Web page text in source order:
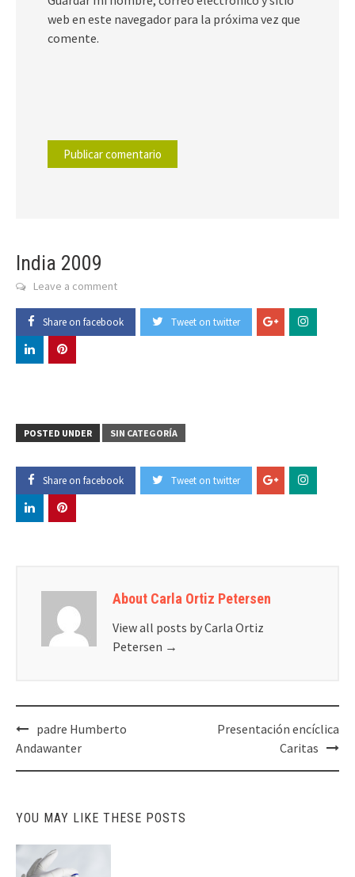
web en este navegador para la próxima vez que
comente.
India 2009
Leave a comment
Share on facebook Tweet on twitter
POSTED UNDER SIN CATEGORÍA
Share on facebook Tweet on twitter
About Carla Ortiz Petersen
View all posts by Carla Ortiz
Petersen →
Post
navigation
padre Humberto
Andawanter
Presentación encíclica
Caritas
YOU MAY LIKE THESE POSTS